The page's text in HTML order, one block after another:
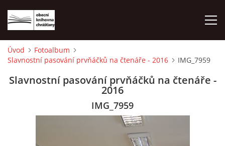
ÚVOD
Úvod
Fotoalbum
Slavnostní pasování prvňáčků na čtenáře - 2016
IMG_7959
Slavnostní pasování prvňáčků na čtenáře -
2016
IMG_7959